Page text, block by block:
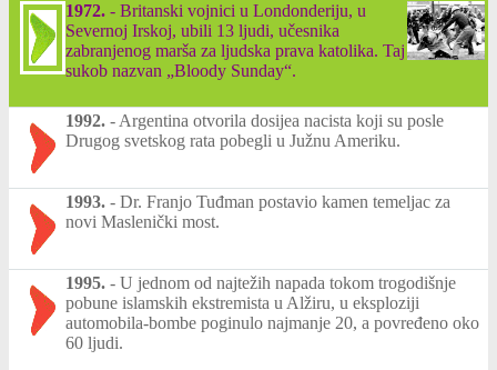
1972. - Britanski vojnici u Londonderiju, u
Severnoj Irskoj, ubili 13 ljudi, učesnika
zabranjenog marša za ljudska prava katolika. Taj
sukob nazvan „Bloody Sunday“.
1992. - Argentina otvorila dosijea nacista koji su posle
Drugog svetskog rata pobegli u Južnu Ameriku.
1993. - Dr. Franjo Tuđman postavio kamen temeljac za
novi Maslenički most.
1995. - U jednom od najtežih napada tokom trogodišnje
pobune islamskih ekstremista u Alžiru, u eksploziji
automobila-bombe poginulo najmanje 20, a povređeno oko
60 ljudi.